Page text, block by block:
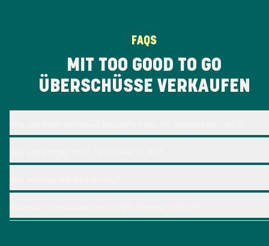
FAQS
MIT TOO GOOD TO GO
ÜBERSCHÜSSE VERKAUFEN